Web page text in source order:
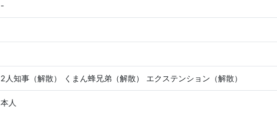
-
2人知事（解散） くまん蜂兄弟（解散） エクステンション（解散）
本人